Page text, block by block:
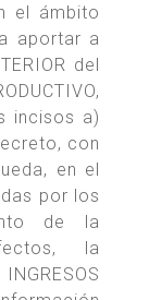
el ámbito
a aportar a
del
incisos a)
con
en el
por los
de la
la